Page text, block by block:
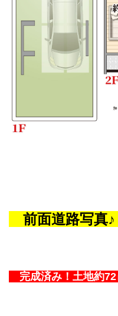
前面道路写真
完成済み！土地約72